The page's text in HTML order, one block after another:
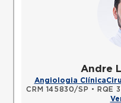
Andre
Angiologia Clínica
CRM 145830/SP • RQE